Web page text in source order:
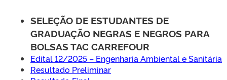
SELEÇÃO DE ESTUDANTES DE
GRADUAÇÃO NEGRAS E NEGROS PARA
BOLSAS TAC CARREFOUR
Edital 12/2025 – Engenharia Ambiental e Sanitária
Resultado Preliminar